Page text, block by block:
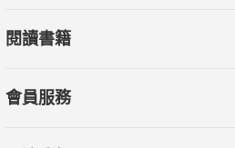
閱讀書籍
會員服務